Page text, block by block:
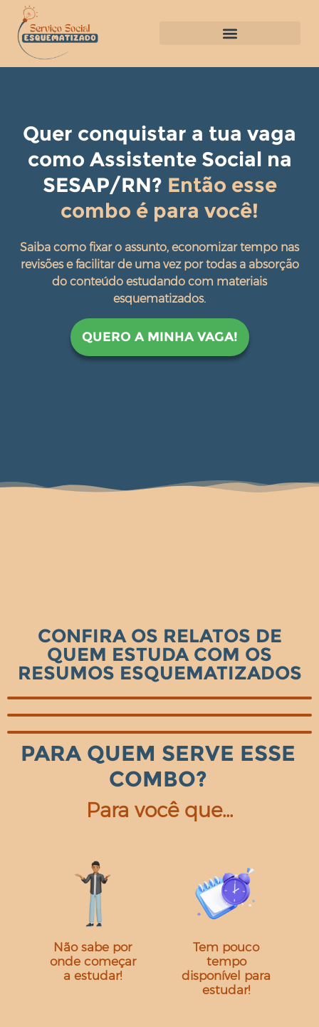
Quer conquistar a tua vaga
como Assistente Social na
SESAP/RN? Então esse
combo é para você!
Saiba como fixar o assunto, economizar tempo nas
revisões e facilitar de uma vez por todas a absorção
do conteúdo estudando com materiais
esquematizados.
QUERO A MINHA VAGA!
CONFIRA OS RELATOS DE
QUEM ESTUDA COM OS
RESUMOS ESQUEMATIZADOS
PARA QUEM SERVE ESSE
COMBO?
Para você que…
Não sabe por
onde começar
a estudar!
Tem pouco
tempo
disponível para
estudar!